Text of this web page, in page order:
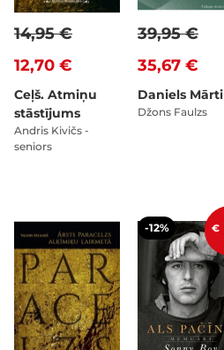
12,70 €
14,95 €
Ceļš. Atmiņu
stāstījums
Andris Kivičs -
seniors
35,67 €
39,95 €
Daniels
Džons Faulzs
-12% €